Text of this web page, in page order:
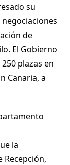
su
de
El Gobierno
plazas en
Canaria, a
la
Recepción,